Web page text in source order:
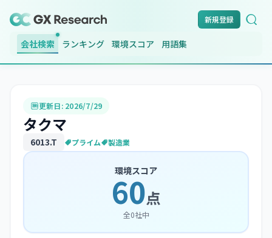
新規登録
会社検索 ランキング 環境スコア 用語集
更新日: 2026/7/29
タクマ
6013.T プライム 製造業
環境スコア
60点
全0社中